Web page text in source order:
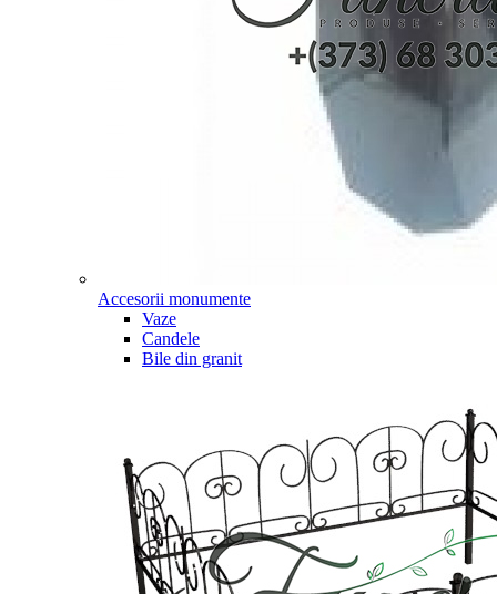
Accesorii monumente
Vaze
Candele
Bile din granit